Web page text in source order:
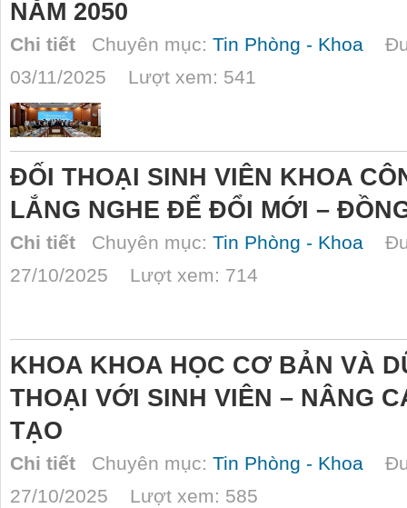
NĂM 2050
Chi tiết Chuyên mục: Tin Phòng - Khoa
03/11/2025 Lượt xem: 541
ĐỐI THOẠI SINH VIÊN KHOA
LẮNG NGHE ĐỂ ĐỔI MỚI –
Chi tiết Chuyên mục: Tin Phòng - Khoa
27/10/2025 Lượt xem: 714
KHOA KHOA HỌC CƠ BẢN VÀ
THOẠI VỚI SINH VIÊN – NÂNG
TẠO
Chi tiết Chuyên mục: Tin Phòng - Khoa
27/10/2025 Lượt xem: 585